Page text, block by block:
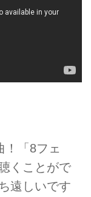
！「8フェ
くことがで
遠しいです